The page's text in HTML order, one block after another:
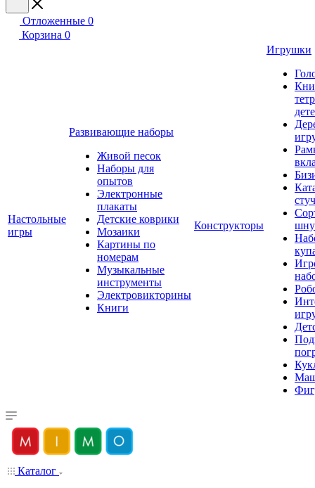
Отложенные 0
Корзина 0
Настольные
игры
Развивающие наборы
Живой песок
Наборы для
опытов
Электронные
плакаты
Детские коврики
Мозаики
Картины по
номерам
Музыкальные
инструменты
Электровикторины
Книги
Конструкторы
Игрушки
Каталог